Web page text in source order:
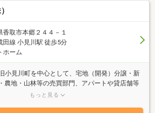
香取市本郷２４４－１
田線 小見川駅 徒歩5分
ホーム
小見川町を中心として、宅地（開発）分譲・新
農地・山林等の売買部門、アパートや貸店舗等
多くの物件を取り扱っており、その信頼と実績
もっと見る